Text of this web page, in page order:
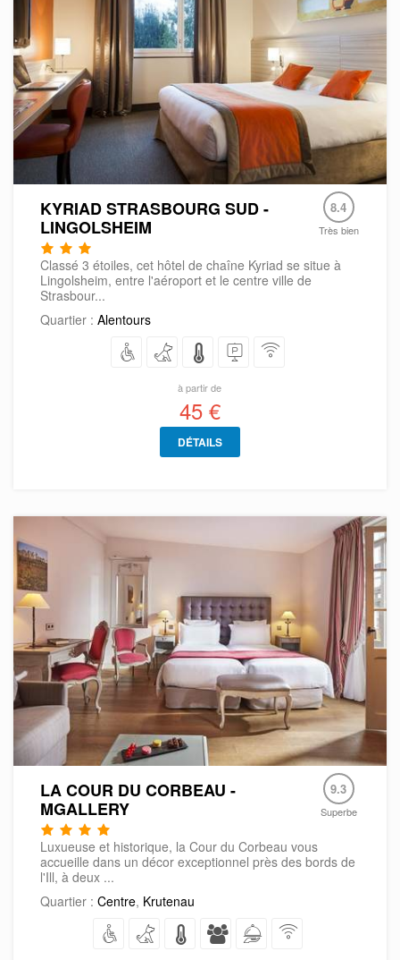
KYRIAD STRASBOURG SUD -
LINGOLSHEIM
8.4
Très bien
Classé 3 étoiles, cet hôtel de chaîne Kyriad se situe à
Lingolsheim, entre l'aéroport et le centre ville de
Strasbour...
Quartier : Alentours
à partir de
45 €
DÉTAILS
LA COUR DU CORBEAU -
MGALLERY
9.3
Superbe
Luxueuse et historique, la Cour du Corbeau vous
accueille dans un décor exceptionnel près des bords de
l'Ill, à deux ...
Quartier : Centre, Krutenau